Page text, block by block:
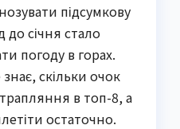
підсумкову
січня стало
погоду в горах.
знає, скільки очок
в топ-8, а
остаточно.